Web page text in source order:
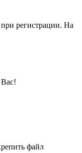
регистрации. На
файл